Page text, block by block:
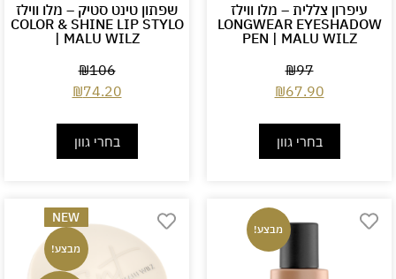
עיפרון צללית – מלו ווילז
LONGWEAR EYESHADOW
PEN | MALU WILZ
₪97
₪67.90
בחרי גוון
שפתון טינט סטיק – מלו ווילז
COLOR & SHINE LIP STYLO
| MALU WILZ
₪106
₪74.20
בחרי גוון
מבצע!
NEW
מבצע!